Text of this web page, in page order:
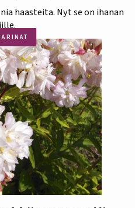
haasteita. Nyt se on ihanan